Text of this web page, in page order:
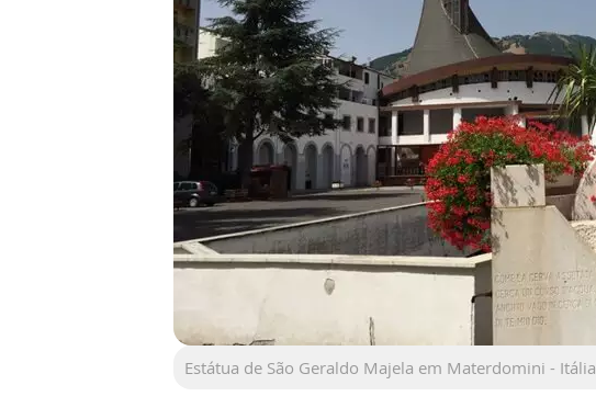
Estátua de São Geraldo Majela em Materdomini - Itália